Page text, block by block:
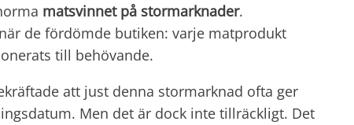
matsvinnet på stormarknader.
de fördömde butiken: varje matprodukt
till behövande.
att just denna stormarknad ofta ger
Men det är dock inte tillräckligt. Det